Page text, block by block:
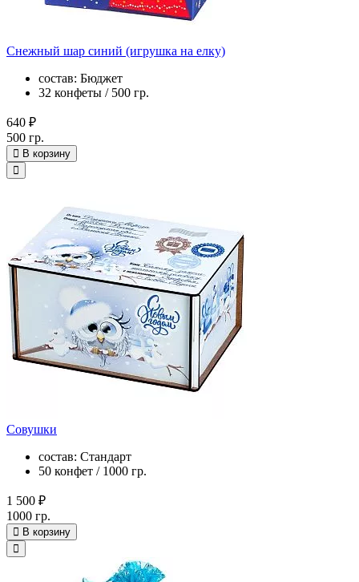
Снежный шар синий (игрушка на елку)
состав: Бюджет
32 конфеты / 500 гр.
640 ₽
500 гр.
В корзину
Совушки
состав: Стандарт
50 конфет / 1000 гр.
1 500 ₽
1000 гр.
В корзину